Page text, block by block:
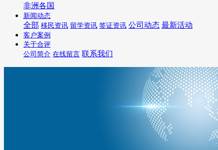
非洲各国
新闻动态
全部 移民资讯 留学资讯 签证资讯 公司动态 最新活动
客户案例
关于合评
公司简介 在线留言 联系我们